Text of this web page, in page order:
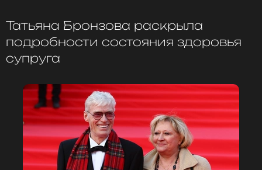
Татьяна Бронзова раскрыла
подробности состояния здоровья
супруга